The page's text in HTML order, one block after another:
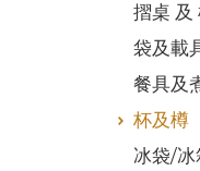
摺桌 及
袋及載
餐具及
杯及樽
冰袋/冰